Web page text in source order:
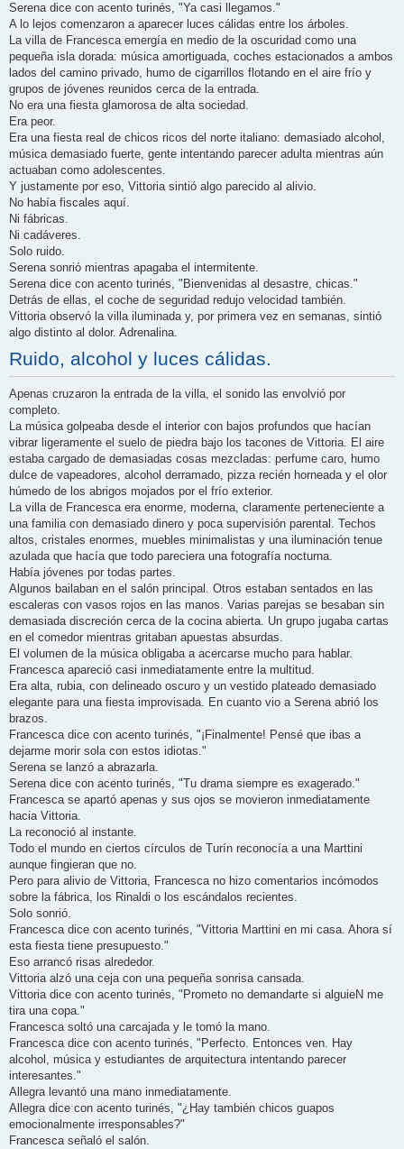
Serena dice con acento turinés, "Ya casi llegamos."
A lo lejos comenzaron a aparecer luces cálidas entre los árboles.
La villa de Francesca emergía en medio de la oscuridad como una
pequeña isla dorada: música amortiguada, coches estacionados a ambos
lados del camino privado, humo de cigarrillos flotando en el aire frío y
grupos de jóvenes reunidos cerca de la entrada.
No era una fiesta glamorosa de alta sociedad.
Era peor.
Era una fiesta real de chicos ricos del norte italiano: demasiado alcohol,
música demasiado fuerte, gente intentando parecer adulta mientras aún
actuaban como adolescentes.
Y justamente por eso, Vittoria sintió algo parecido al alivio.
No había fiscales aquí.
Ni fábricas.
Ni cadáveres.
Solo ruido.
Serena sonrió mientras apagaba el intermitente.
Serena dice con acento turinés, "Bienvenidas al desastre, chicas."
Detrás de ellas, el coche de seguridad redujo velocidad también.
Vittoria observó la villa iluminada y, por primera vez en semanas, sintió
algo distinto al dolor. Adrenalina.
Ruido, alcohol y luces cálidas.
Apenas cruzaron la entrada de la villa, el sonido las envolvió por
completo.
La música golpeaba desde el interior con bajos profundos que hacían
vibrar ligeramente el suelo de piedra bajo los tacones de Vittoria. El aire
estaba cargado de demasiadas cosas mezcladas: perfume caro, humo
dulce de vapeadores, alcohol derramado, pizza recién horneada y el olor
húmedo de los abrigos mojados por el frío exterior.
La villa de Francesca era enorme, moderna, claramente perteneciente a
una familia con demasiado dinero y poca supervisión parental. Techos
altos, cristales enormes, muebles minimalistas y una iluminación tenue
azulada que hacía que todo pareciera una fotografía nocturna.
Había jóvenes por todas partes.
Algunos bailaban en el salón principal. Otros estaban sentados en las
escaleras con vasos rojos en las manos. Varias parejas se besaban sin
demasiada discreción cerca de la cocina abierta. Un grupo jugaba cartas
en el comedor mientras gritaban apuestas absurdas.
El volumen de la música obligaba a acercarse mucho para hablar.
Francesca apareció casi inmediatamente entre la multitud.
Era alta, rubia, con delineado oscuro y un vestido plateado demasiado
elegante para una fiesta improvisada. En cuanto vio a Serena abrió los
brazos.
Francesca dice con acento turinés, "¡Finalmente! Pensé que ibas a
dejarme morir sola con estos idiotas."
Serena se lanzó a abrazarla.
Serena dice con acento turinés, "Tu drama siempre es exagerado."
Francesca se apartó apenas y sus ojos se movieron inmediatamente
hacia Vittoria.
La reconoció al instante.
Todo el mundo en ciertos círculos de Turín reconocía a una Marttini
aunque fingieran que no.
Pero para alivio de Vittoria, Francesca no hizo comentarios incómodos
sobre la fábrica, los Rinaldi o los escándalos recientes.
Solo sonrió.
Francesca dice con acento turinés, "Vittoria Marttini en mi casa. Ahora sí
esta fiesta tiene presupuesto."
Eso arrancó risas alrededor.
Vittoria alzó una ceja con una pequeña sonrisa cansada.
Vittoria dice con acento turinés, "Prometo no demandarte si alguieN me
tira una copa."
Francesca soltó una carcajada y le tomó la mano.
Francesca dice con acento turinés, "Perfecto. Entonces ven. Hay
alcohol, música y estudiantes de arquitectura intentando parecer
interesantes."
Allegra levantó una mano inmediatamente.
Allegra dice con acento turinés, "¿Hay también chicos guapos
emocionalmente irresponsables?"
Francesca señaló el salón.